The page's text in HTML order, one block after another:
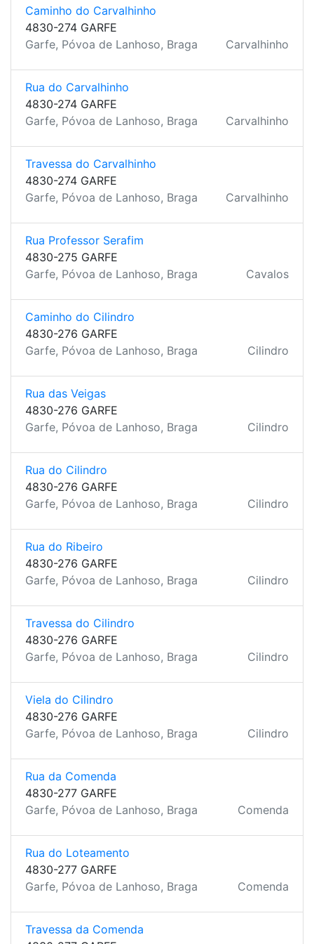
Caminho do Carvalhinho
4830-274 GARFE
Garfe, Póvoa de Lanhoso, Braga
Carvalhinho
Rua do Carvalhinho
4830-274 GARFE
Garfe, Póvoa de Lanhoso, Braga
Carvalhinho
Travessa do Carvalhinho
4830-274 GARFE
Garfe, Póvoa de Lanhoso, Braga
Carvalhinho
Rua Professor Serafim
4830-275 GARFE
Garfe, Póvoa de Lanhoso, Braga
Cavalos
Caminho do Cilindro
4830-276 GARFE
Garfe, Póvoa de Lanhoso, Braga
Cilindro
Rua das Veigas
4830-276 GARFE
Garfe, Póvoa de Lanhoso, Braga
Cilindro
Rua do Cilindro
4830-276 GARFE
Garfe, Póvoa de Lanhoso, Braga
Cilindro
Rua do Ribeiro
4830-276 GARFE
Garfe, Póvoa de Lanhoso, Braga
Cilindro
Travessa do Cilindro
4830-276 GARFE
Garfe, Póvoa de Lanhoso, Braga
Cilindro
Viela do Cilindro
4830-276 GARFE
Garfe, Póvoa de Lanhoso, Braga
Cilindro
Rua da Comenda
4830-277 GARFE
Garfe, Póvoa de Lanhoso, Braga
Comenda
Rua do Loteamento
4830-277 GARFE
Garfe, Póvoa de Lanhoso, Braga
Comenda
Travessa da Comenda